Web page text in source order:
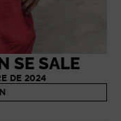
SE SALE
DE 2024